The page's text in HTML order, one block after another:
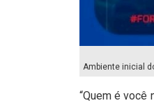
Ambiente inicial
“Quem é